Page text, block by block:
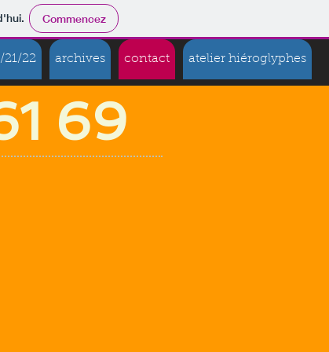
Commencez
21/22 archives contact atelier hiéroglyphes
69